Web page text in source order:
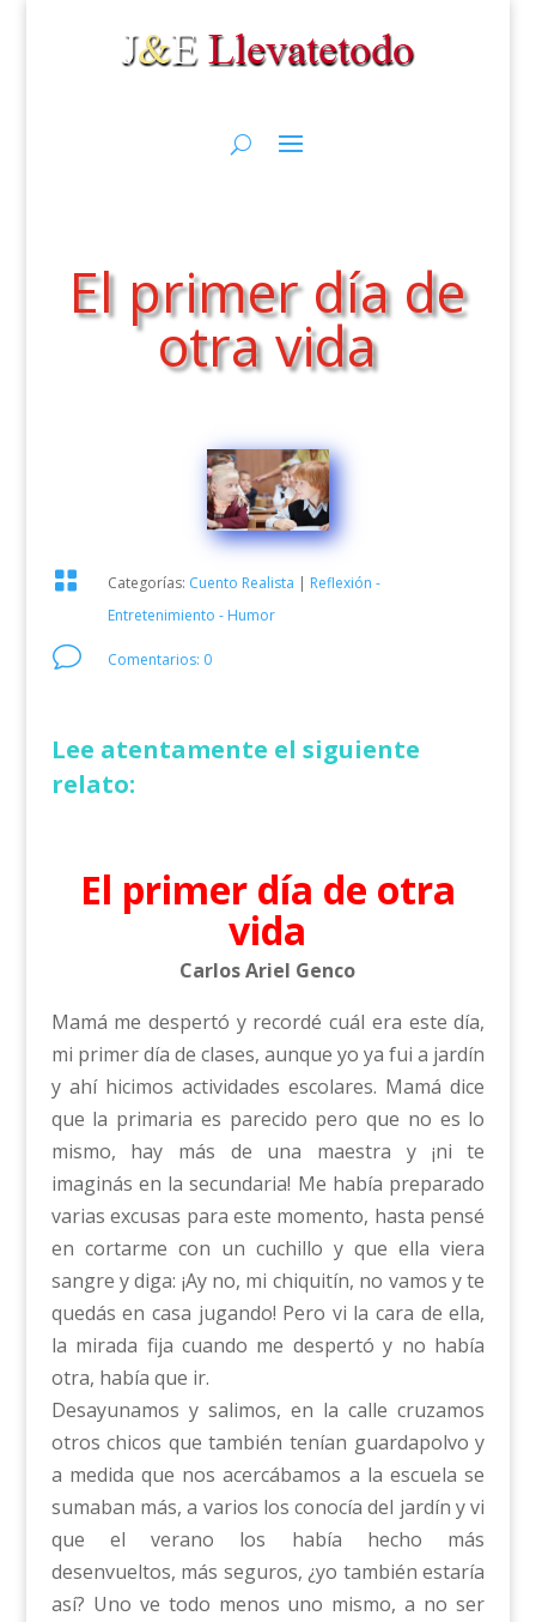
El primer día de
otra vida
 Categorías: Cuento Realista | Reflexión -
Entretenimiento - Humor
v Comentarios: 0
Lee atentamente el siguiente
relato:
El primer día de otra
vida
Carlos Ariel Genco
Mamá me despertó y recordé cuál era este día,
mi primer día de clases, aunque yo ya fui a jardín
y ahí hicimos actividades escolares. Mamá dice
que la primaria es parecido pero que no es lo
mismo, hay más de una maestra y ¡ni te
imaginás en la secundaria! Me había preparado
varias excusas para este momento, hasta pensé
en cortarme con un cuchillo y que ella viera
sangre y diga: ¡Ay no, mi chiquitín, no vamos y te
quedás en casa jugando! Pero vi la cara de ella,
la mirada fija cuando me despertó y no había
otra, había que ir.
Desayunamos y salimos, en la calle cruzamos
otros chicos que también tenían guardapolvo y
a medida que nos acercábamos a la escuela se
sumaban más, a varios los conocía del jardín y vi
que el verano los había hecho más
desenvueltos, más seguros, ¿yo también estaría
así? Uno ve todo menos uno mismo, a no ser